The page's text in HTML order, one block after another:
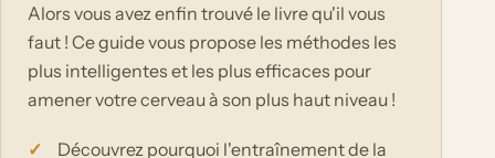
Alors vous avez enfin trouvé le livre qu'il vous
faut ! Ce guide vous propose les méthodes les
plus intelligentes et les plus efficaces pour
amener votre cerveau à son plus haut niveau !
Découvrez pourquoi l'entraînement de la